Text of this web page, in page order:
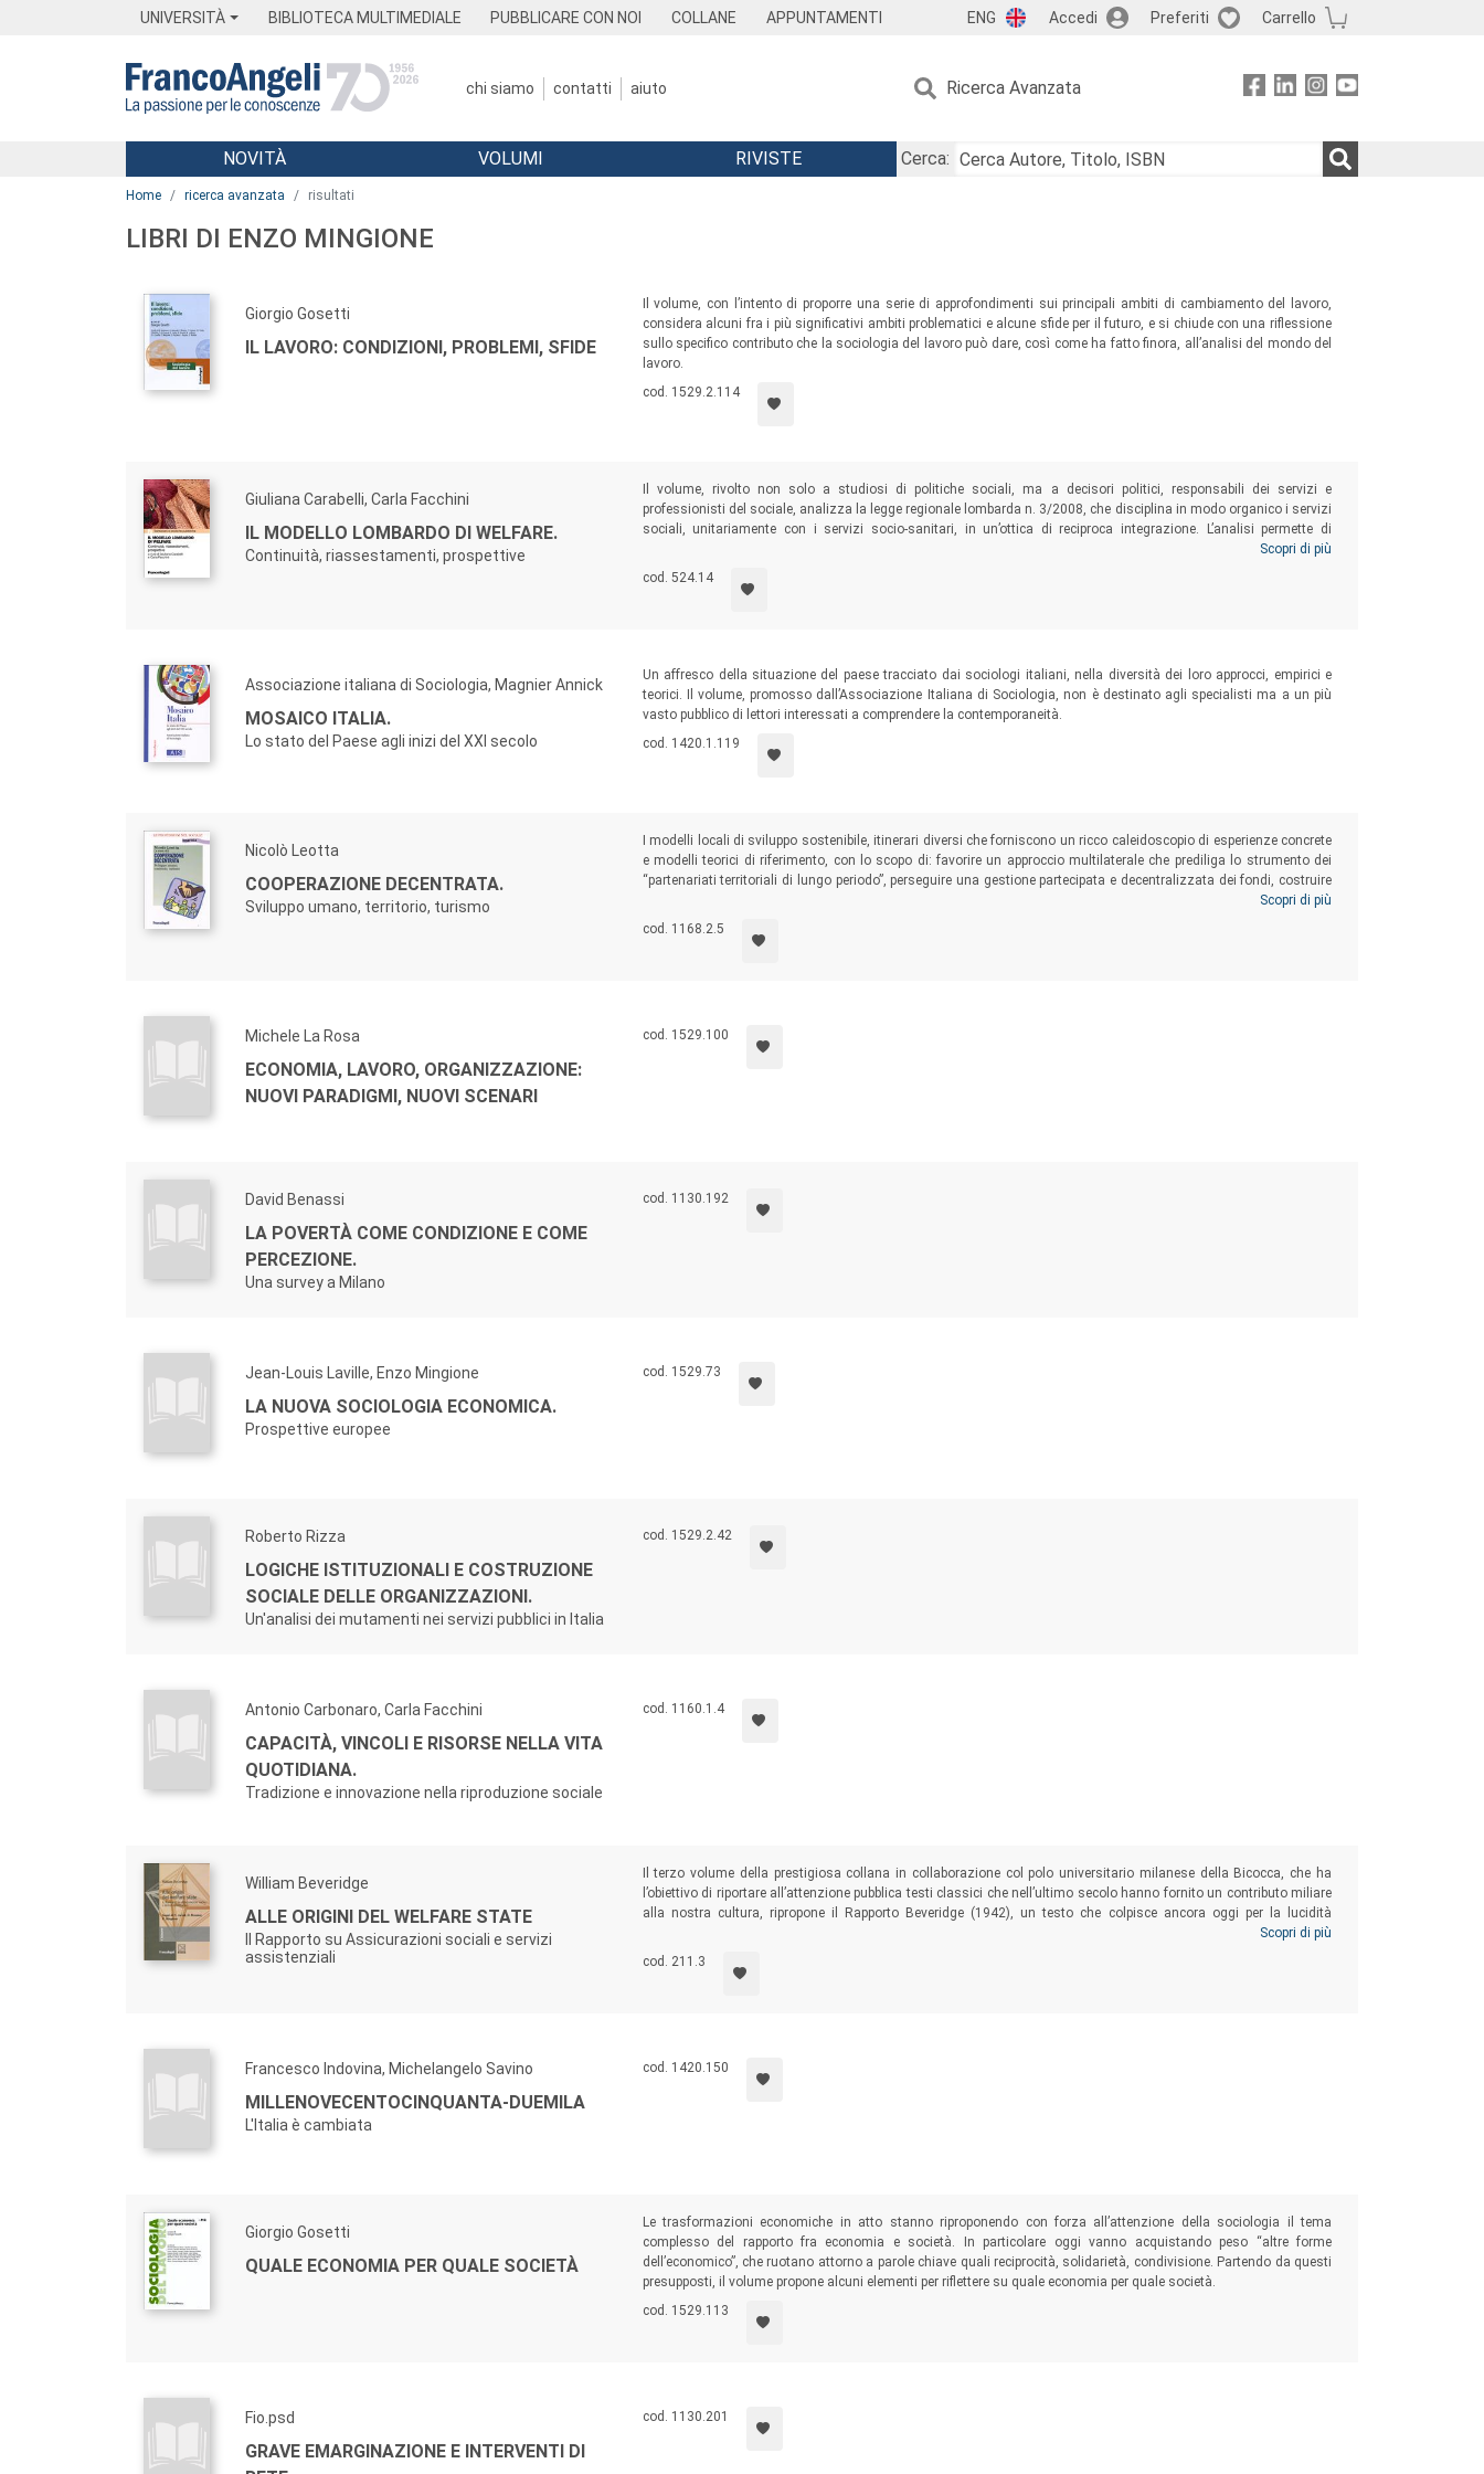
UNIVERSITÀ BIBLIOTECA MULTIMEDIALE PUBBLICARE CON NOI COLLANE APPUNTAMENTI ENG Accedi Preferiti Carrello
chi siamo contatti aiuto Ricerca Avanzata
Menu
NOVITÀ VOLUMI RIVISTE
Cerca:
Home ricerca avanzata risultati
LIBRI DI ENZO MINGIONE
Giorgio Gosetti
IL LAVORO: CONDIZIONI, PROBLEMI, SFIDE
Il volume, con l’intento di proporre una serie di approfondimenti sui principali ambiti di cambiamento del lavoro,
considera alcuni fra i più significativi ambiti problematici e alcune sfide per il futuro, e si chiude con una riflessione
sullo specifico contributo che la sociologia del lavoro può dare, così come ha fatto finora, all’analisi del mondo del
lavoro.
cod. 1529.2.114
Giuliana Carabelli, Carla Facchini
IL MODELLO LOMBARDO DI WELFARE.
Continuità, riassestamenti, prospettive
Il volume, rivolto non solo a studiosi di politiche sociali, ma a decisori politici, responsabili dei servizi e
professionisti del sociale, analizza la legge regionale lombarda n. 3/2008, che disciplina in modo organico i servizi
sociali, unitariamente con i servizi socio-sanitari, in un’ottica di reciproca integrazione. L’analisi permette di
ricostruire il modello lombardo di welfare nei suoi elementi costitutivi e nel suo contesto, e di interrogarsi sulla sua
evoluzione, anche alla luce della prima fase di attuazione della legge.
Scopri di più
cod. 524.14
Associazione italiana di Sociologia, Magnier Annick
MOSAICO ITALIA.
Lo stato del Paese agli inizi del XXI secolo
Un affresco della situazione del paese tracciato dai sociologi italiani, nella diversità dei loro approcci, empirici e
teorici. Il volume, promosso dall’Associazione Italiana di Sociologia, non è destinato agli specialisti ma a un più
vasto pubblico di lettori interessati a comprendere la contemporaneità.
cod. 1420.1.119
Nicolò Leotta
COOPERAZIONE DECENTRATA.
Sviluppo umano, territorio, turismo
I modelli locali di sviluppo sostenibile, itinerari diversi che forniscono un ricco caleidoscopio di esperienze concrete
e modelli teorici di riferimento, con lo scopo di: favorire un approccio multilaterale che prediliga lo strumento dei
“partenariati territoriali di lungo periodo”, perseguire una gestione partecipata e decentralizzata dei fondi, costruire
Scopri di più
cod. 1168.2.5
Michele La Rosa
ECONOMIA, LAVORO, ORGANIZZAZIONE:
NUOVI PARADIGMI, NUOVI SCENARI
cod. 1529.100
David Benassi
LA POVERTÀ COME CONDIZIONE E COME
PERCEZIONE.
Una survey a Milano
cod. 1130.192
Jean-Louis Laville, Enzo Mingione
LA NUOVA SOCIOLOGIA ECONOMICA.
Prospettive europee
cod. 1529.73
Roberto Rizza
LOGICHE ISTITUZIONALI E COSTRUZIONE
SOCIALE DELLE ORGANIZZAZIONI.
Un'analisi dei mutamenti nei servizi pubblici in Italia
cod. 1529.2.42
Antonio Carbonaro, Carla Facchini
CAPACITÀ, VINCOLI E RISORSE NELLA VITA
QUOTIDIANA.
Tradizione e innovazione nella riproduzione sociale
cod. 1160.1.4
William Beveridge
ALLE ORIGINI DEL WELFARE STATE
Il Rapporto su Assicurazioni sociali e servizi
assistenziali
Il terzo volume della prestigiosa collana in collaborazione col polo universitario milanese della Bicocca, che ha
l’obiettivo di riportare all’attenzione pubblica testi classici che nell’ultimo secolo hanno fornito un contributo miliare
alla nostra cultura, ripropone il Rapporto Beveridge (1942), un testo che colpisce ancora oggi per la lucidità
dell’analisi dei bisogni ai quali un sistema di welfare deve rispondere e per la chiarezza della proposta politica.Scopri di più
cod. 211.3
Francesco Indovina, Michelangelo Savino
MILLENOVECENTOCINQUANTA-DUEMILA
L'Italia è cambiata
cod. 1420.150
Giorgio Gosetti
QUALE ECONOMIA PER QUALE SOCIETÀ
Le trasformazioni economiche in atto stanno riproponendo con forza all’attenzione della sociologia il tema
complesso del rapporto fra economia e società. In particolare oggi vanno acquistando peso “altre forme
dell’economico”, che ruotano attorno a parole chiave quali reciprocità, solidarietà, condivisione. Partendo da questi
presupposti, il volume propone alcuni elementi per riflettere su quale economia per quale società.
cod. 1529.113
Fio.psd
GRAVE EMARGINAZIONE E INTERVENTI DI
cod. 1130.201